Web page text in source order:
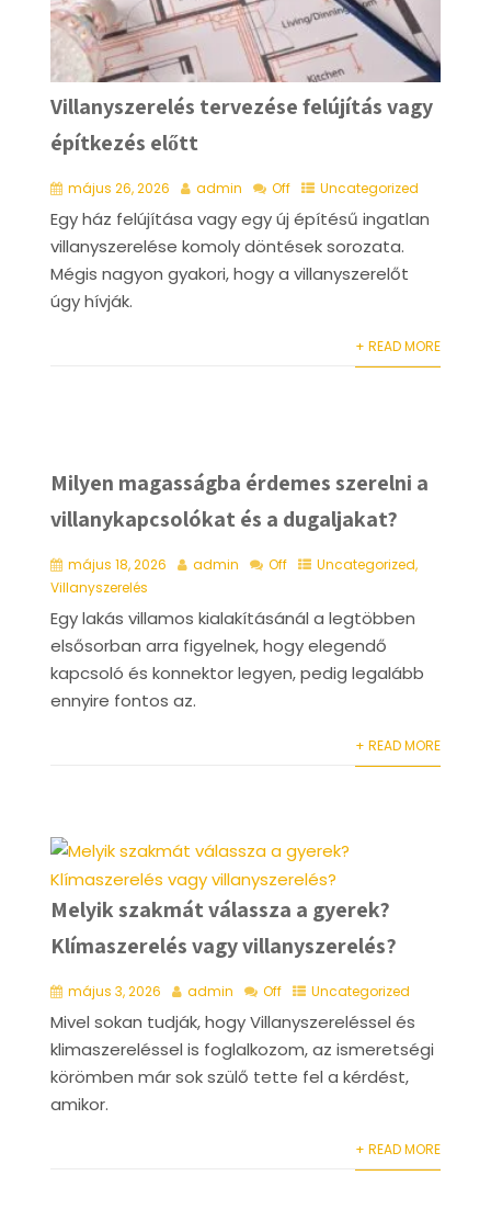
Villanyszerelés tervezése felújítás vagy
építkezés előtt
május 26, 2026 admin Off Uncategorized
Egy ház felújítása vagy egy új építésű ingatlan
villanyszerelése komoly döntések sorozata.
Mégis nagyon gyakori, hogy a villanyszerelőt
úgy hívják.
+ READ MORE
Milyen magasságba érdemes szerelni a
villanykapcsolókat és a dugaljakat?
május 18, 2026 admin Off Uncategorized,
Villanyszerelés
Egy lakás villamos kialakításánál a legtöbben
elsősorban arra figyelnek, hogy elegendő
kapcsoló és konnektor legyen, pedig legalább
ennyire fontos az.
+ READ MORE
Melyik szakmát válassza a gyerek?
Klímaszerelés vagy villanyszerelés?
május 3, 2026 admin Off Uncategorized
Mivel sokan tudják, hogy Villanyszereléssel és
klimaszereléssel is foglalkozom, az ismeretségi
körömben már sok szülő tette fel a kérdést,
amikor.
+ READ MORE